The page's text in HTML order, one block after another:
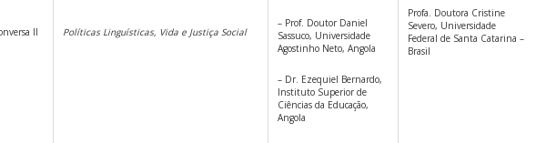
II Políticas Linguísticas, Vida e Justiça Social
– Prof. Doutor Daniel
Sassuco, Universidade
Agostinho Neto, Angola
– Dr. Ezequiel Bernardo,
Instituto Superior de
Ciências da Educação,
Angola
Profa. Doutora Cristine
Severo, Universidade
Federal de Santa Catarina –
Brasil